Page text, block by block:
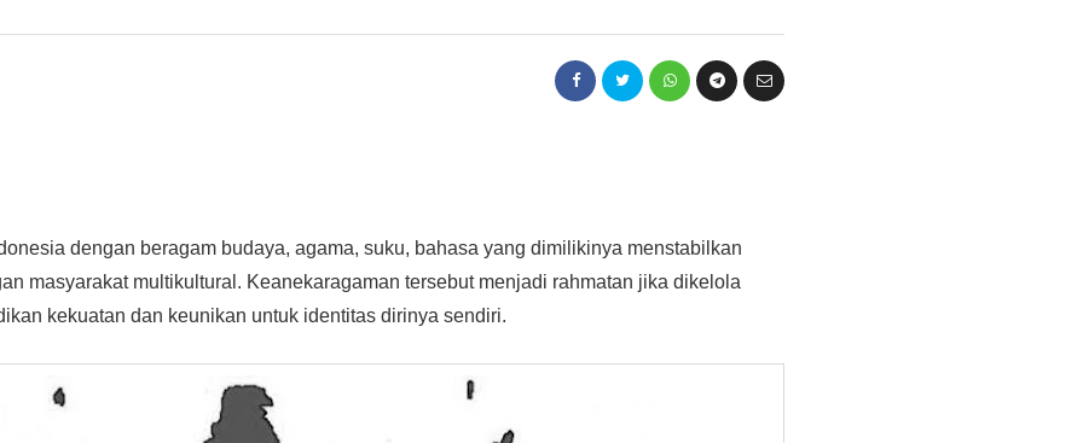
dengan beragam budaya, agama, suku, bahasa yang dimilikinya menstabilkan
masyarakat multikultural. Keanekaragaman tersebut menjadi rahmatan jika dikelola
kekuatan dan keunikan untuk identitas dirinya sendiri.